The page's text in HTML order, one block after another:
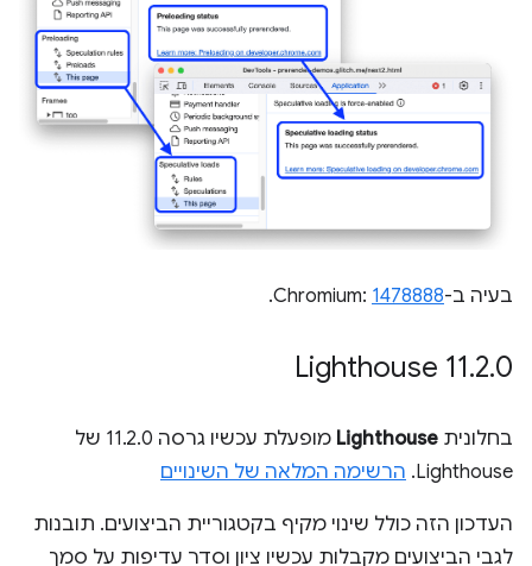
בעיה ב-Chromium:1478888
.
Lighthouse 11.2.0
בחלונית Lighthouse
מופעלת עכשיו גרסה 11.2.0 של
Lighthouse. הרשימה המלאה של השינויים
העדכון הזה כולל שינוי מקיף בקטגוריית הביצועים. תובנות
לגבי הביצועים מקבלות עכשיו ציון וסדר עדיפות על סמך